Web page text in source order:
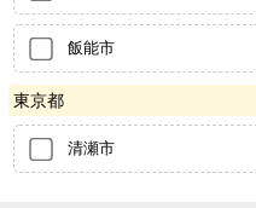
飯能市
東京都
清瀬市